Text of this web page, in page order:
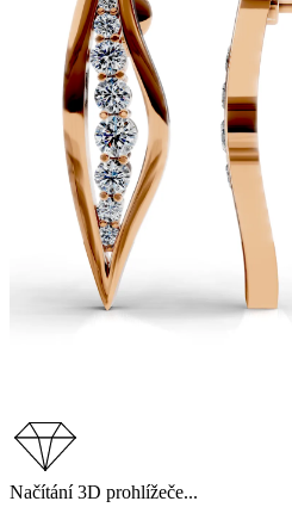
Načítání 3D prohlížeče...